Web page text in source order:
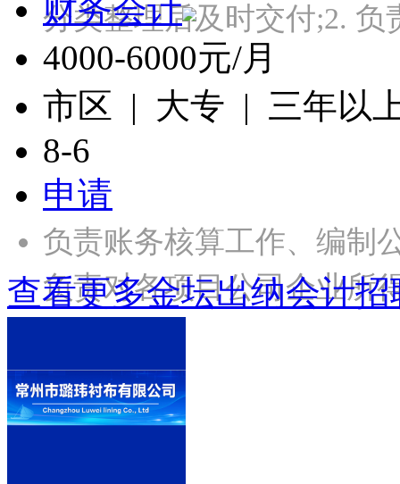
分类整理后及时交付;2.
财务会计
4000-6000元/月
市区 | 大专 | 三年以
8-6
申请
负责账务核算工作、编制
负责对各项目公司企业
查看更多金坛出纳会计招